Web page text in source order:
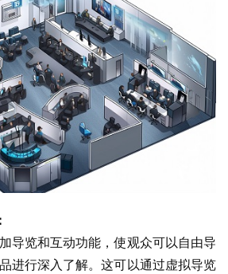
导览和互动功能，使观众可以自由导
进行深入了解。这可以通过虚拟导览